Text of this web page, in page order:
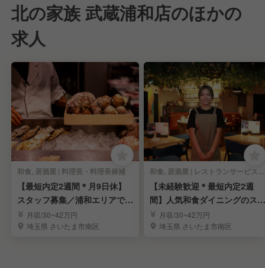
北の家族 武蔵浦和店のほかの
求人
和食, 居酒屋 | 料理長・料理長候補
【最短内定2週間＊月9日休】
スタッフ募集／浦和エリアで人
気の和食ダイニング
月収/30~42万円
埼玉県 さいたま市南区
和食, 居酒屋 | レストランサービス・ホールスタッフ
【未経験歓迎＊最短内定2週
間】人気和食ダイニングのスタ
ッフ募集｜武蔵浦和
月収/30~42万円
埼玉県 さいたま市南区